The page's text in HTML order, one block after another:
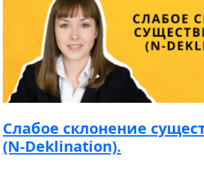
Cлабое склонение
(N-Deklination).